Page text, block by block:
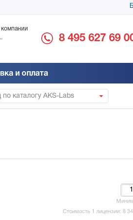
благодарность за
8 495 627 69
и оплата
каталогу AKS-Labs
Стоимость 1 лицензии: 8